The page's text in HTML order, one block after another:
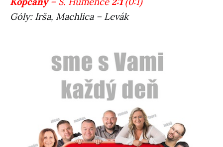
Góly: Irša, Machlica – Levák